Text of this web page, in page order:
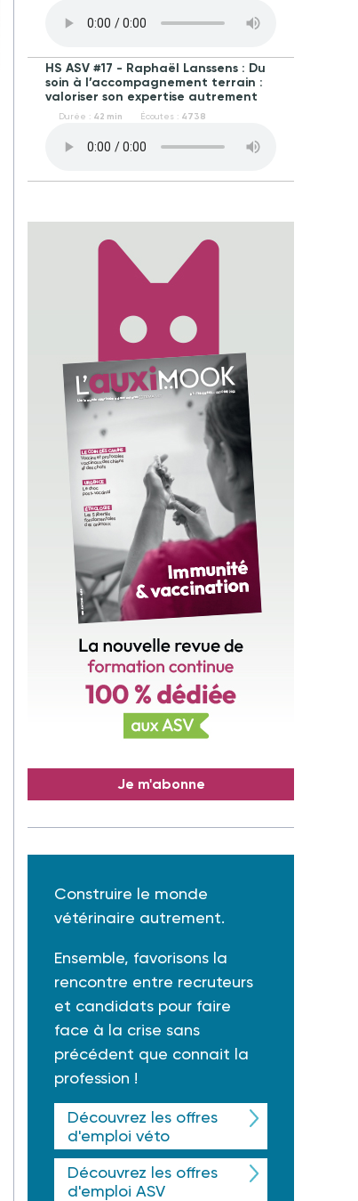
HS ASV #17 - Raphaël Lanssens : Du
soin à l’accompagnement terrain :
valoriser son expertise autrement
Durée : 42 min Écoutes : 4738
Je m'abonne
Construire le monde
vétérinaire autrement.
Ensemble, favorisons la
rencontre entre recruteurs
et candidats pour faire
face à la crise sans
précédent que connait la
profession !
Découvrez les offres
d'emploi véto
Découvrez les offres
d'emploi ASV